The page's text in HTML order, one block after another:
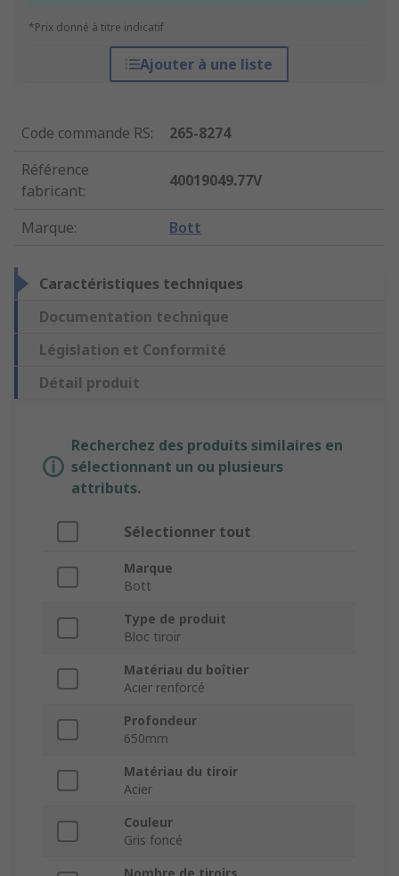
*Prix donné à titre indicatif
Ajouter à une liste
Code commande RS:
265-8274
Référence
fabricant:
40019049.77V
Marque: Bott
Caractéristiques techniques
Documentation technique
Législation et Conformité
Détail produit
Recherchez des produits similaires en
sélectionnant un ou plusieurs
attributs.
Sélectionner tout
Marque
Bott
Type de produit
Bloc tiroir
Matériau du boîtier
Acier renforcé
Profondeur
650mm
Matériau du tiroir
Acier
Couleur
Gris foncé